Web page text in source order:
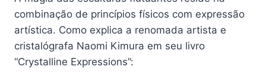
combinação de princípios físicos com expressão
artística. Como explica a renomada artista e
cristalógrafa Naomi Kimura em seu livro
“Crystalline Expressions”: